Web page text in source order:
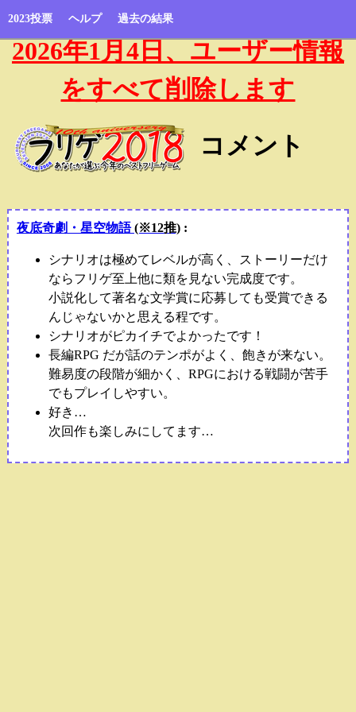
2023投票 ヘルプ 過去の結果
2026年1月4日、ユーザー情報
をすべて削除します
コメント
夜底奇劇・星空物語(※12推):
シナリオは極めてレベルが高く、ストーリーだけ
ならフリゲ至上他に類を見ない完成度です。
小説化して著名な文学賞に応募しても受賞できる
んじゃないかと思える程です。
シナリオがピカイチでよかったです！
長編RPG だが話のテンポがよく、飽きが来ない。
難易度の段階が細かく、RPGにおける戦闘が苦手
でもプレイしやすい。
好き…
次回作も楽しみにしてます…